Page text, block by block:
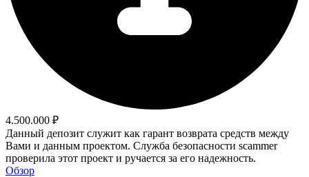
4.500.000 ₽
Данный депозит служит как гарант возврата средств между
Вами и данным проектом. Служба безопасности scammer
проверила этот проект и ручается за его надежность.
Обзор